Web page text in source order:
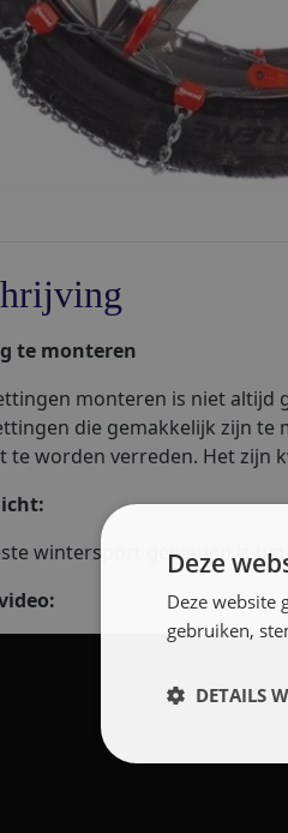
te monteren
monteren is niet altijd
die gemakkelijk zijn te
te worden verreden. Het zijn
wintersport gebieden is
Deze
Deze website
gebruiken,
DETAILS